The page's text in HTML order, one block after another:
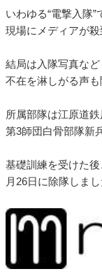
いわゆる“電撃入隊
現場にメディアが殺
結局は入隊写真な
不在を淋しがる声も
所属部隊は江原道
第3師団白骨部隊新
基礎訓練を受けた
月26日に除隊しまし